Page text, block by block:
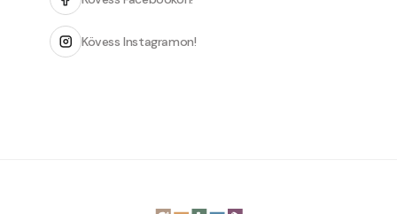
Kövess Instagramon!